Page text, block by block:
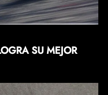
SU MEJOR